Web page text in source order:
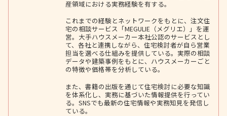
産領域における実務経験を有する。
これまでの経験とネットワークをもとに、注文住
宅の相談サービス「MEGULIE（メグリエ）」を運
営。大手ハウスメーカー本社公認のサービスとし
て、各社と連携しながら、住宅検討者が自ら営業
担当を選べる仕組みを提供している。実際の相談
データや建築事例をもとに、ハウスメーカーごと
の特徴や価格帯を分析している。
また、書籍の出版を通じて住宅検討に必要な知識
を体系化し、実務に基づいた情報提供を行ってい
る。SNSでも最新の住宅情報や実務知見を発信し
ている。